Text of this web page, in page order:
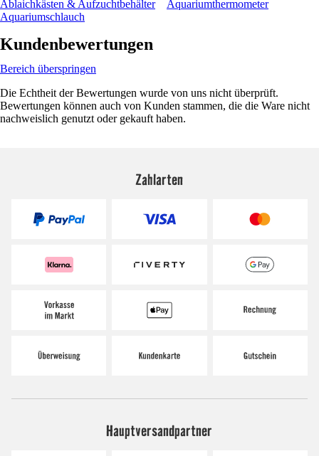
Ablaichkästen & Aufzuchtbehälter
Aquariumthermometer
Aquariumschlauch
Kundenbewertungen
Bereich überspringen
Die Echtheit der Bewertungen wurde von uns nicht überprüft.
Bewertungen können auch von Kunden stammen, die die Ware nicht
nachweislich genutzt oder gekauft haben.
Zahlarten
Hauptversandpartner